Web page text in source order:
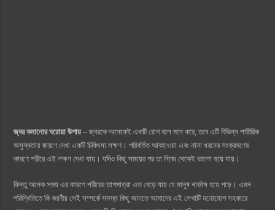
জ্বর কমানোর ঘরোয়া উপায় – জ্বরকে অনেকেই একটি রোগ বলে মনে করে, তবে এটি বিভিন্ন শারীরিক
অসুস্থতার কারণে দেখা একটি চিকিৎসা লক্ষণ। পরিবর্তিত আবহাওয়া এবং নানা ধরনের সংক্রমণের
কারণে শরীরে এই লক্ষণ দেখা যায়। যদিও কিছু সময়ের পর তা নিজে থেকেই ভালো হয়ে যায়।
কিন্তু অনেক সময় এর কারণে শরীরের তাপমাত্রা এত বেড়ে যায় যে মানুষ নার্ভাস হয়ে পড়ে। এমন
পরিস্থিতিতে কি করণীয় সেই সম্পর্কে সমস্ত কিছু জানতে আমাদের এই লেখাটি মনোযোগ সহকারে